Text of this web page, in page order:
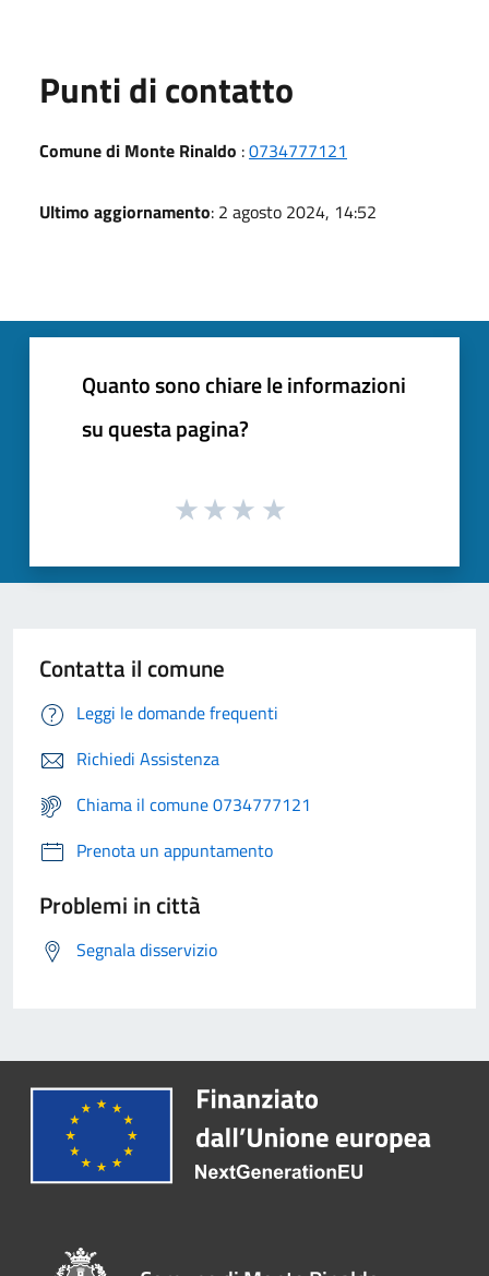
Punti di contatto
Comune di Monte Rinaldo :0734777121
Ultimo aggiornamento: 2 agosto 2024, 14:52
Quanto sono chiare le informazioni
su questa pagina?
Contatta il comune
Leggi le domande frequenti
Richiedi Assistenza
Chiama il comune 0734777121
Prenota un appuntamento
Problemi in città
Segnala disservizio